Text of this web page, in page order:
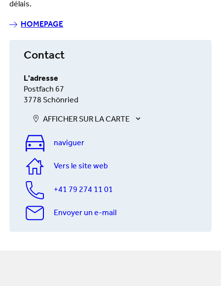
délais.
HOMEPAGE
Contact
L'adresse
Postfach 67
3778 Schönried
AFFICHER SUR LA CARTE
naviguer
Vers le site web
+41 79 274 11 01
Envoyer un e-mail